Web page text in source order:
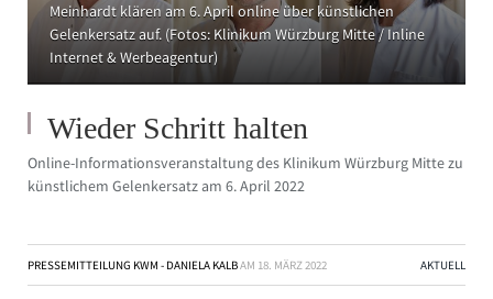
Meinhardt klären am 6. April online über künstlichen
Gelenkersatz auf. (Fotos: Klinikum Würzburg Mitte / Inline
Internet & Werbeagentur)
Wieder Schritt halten
Online-Informationsveranstaltung des Klinikum Würzburg Mitte zu
künstlichem Gelenkersatz am 6. April 2022
PRESSEMITTEILUNG KWM - DANIELA KALBAM 18. MÄRZ 2022 AKTUELL